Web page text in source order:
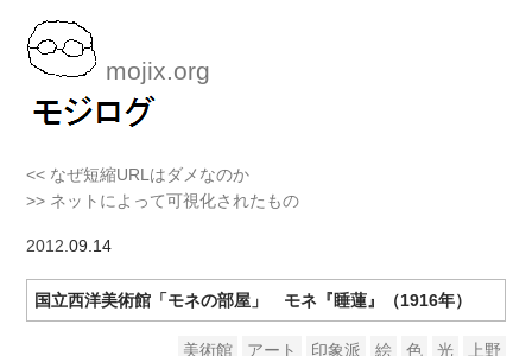
mojix.org
<< なぜ短縮URLはダメなのか
>> ネットによって可視化されたもの
2012 .09.14
国立西洋美術館「モネの部屋」 モネ『睡蓮』（1916年）
美術館 アート 印象派 絵 色 光 上野